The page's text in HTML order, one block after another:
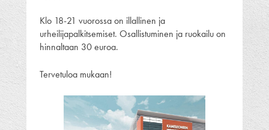
Klo 18-21 vuorossa on illallinen ja
urheilijapalkitsemiset. Osallistuminen ja ruokailu on
hinnaltaan 30 euroa.
Tervetuloa mukaan!